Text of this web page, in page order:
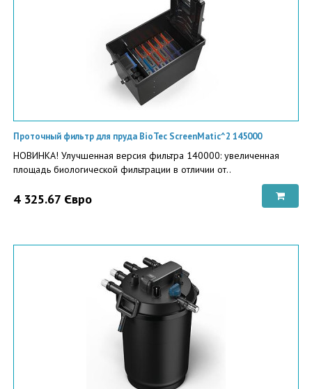
Проточный фильтр для пруда BioTec ScreenMatic^2 145000
НОВИНКА! Улучшенная версия фильтра 140000: увеличенная
площадь биологической фильтрации в отличии от..
4 325.67 Євро